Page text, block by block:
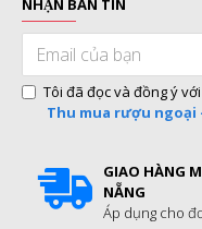
NHẬN BẢN TIN
Tôi đã đọc và đồng ý
Thu mua rượu ngoại
GIAO HÀNG
NẴNG
Áp dụng cho